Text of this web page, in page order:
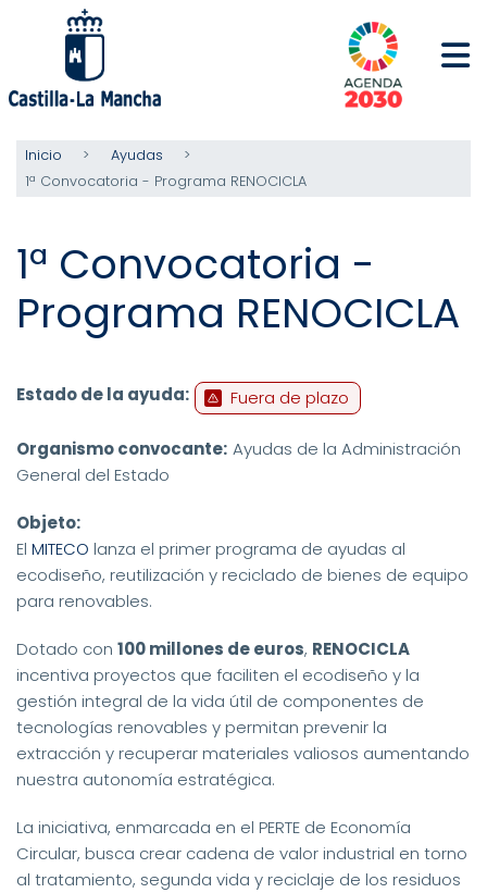
contenido
principal
Inicio
Ayudas
1ª Convocatoria - Programa RENOCICLA
1ª Convocatoria -
Programa RENOCICLA
Estado de la ayuda: Fuera de plazo
Organismo convocante: Ayudas de la Administración
General del Estado
Objeto:
El MITECO lanza el primer programa de ayudas al
ecodiseño, reutilización y reciclado de bienes de equipo
para renovables.
Dotado con 100 millones de euros, RENOCICLA
incentiva proyectos que faciliten el ecodiseño y la
gestión integral de la vida útil de componentes de
tecnologías renovables y permitan prevenir la
extracción y recuperar materiales valiosos aumentando
nuestra autonomía estratégica.
La iniciativa, enmarcada en el PERTE de Economía
Circular, busca crear cadena de valor industrial en torno
al tratamiento, segunda vida y reciclaje de los residuos